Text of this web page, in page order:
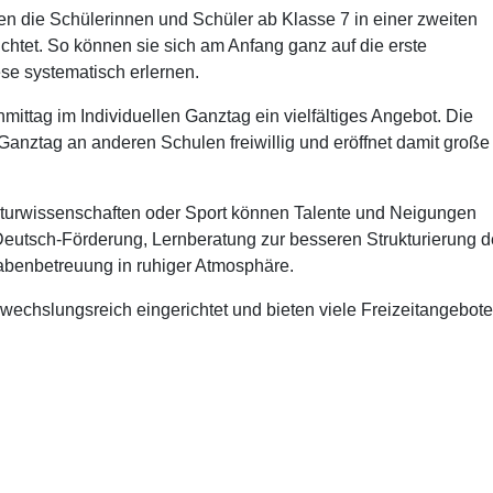
die Schülerinnen und Schüler ab Klasse 7 in einer zweiten
So können sie sich am Anfang ganz auf die erste
systematisch erlernen.
im Individuellen Ganztag ein vielfältiges Angebot. Die
an anderen Schulen freiwillig und eröffnet damit große
oder Sport können Talente und Neigungen
Förderung, Lernberatung zur besseren Strukturierung
in ruhiger Atmosphäre.
eingerichtet und bieten viele